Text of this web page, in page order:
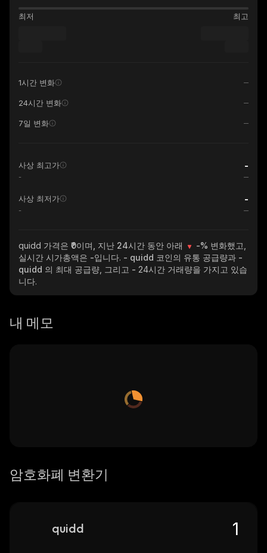
최저 최고
1시간 변화
24시간 변화
7일 변화
사상 최고가 -
-
사상 최저가 -
-
quidd 가격은 ₹0이며, 지난 24시간 동안 아래 -% 변화했고,
실시간 시가총액은 -입니다. - quidd 코인의 유통 공급량과 -
quidd 의 최대 공급량, 그리고 - 24시간 거래량을 가지고 있습
니다.
내 메모
암호화폐 변환기
quidd